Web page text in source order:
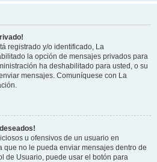
registrado y/o identificado, La
la opción de mensajes privados para
ha deshabilitado para usted, o su
mensajes. Comuníquese con La
u ofensivos de un usuario en
que no le pueda enviar mensajes dentro de
de Usuario, puede usar el botón para